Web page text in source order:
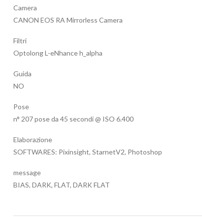
Camera
CANON EOS RA Mirrorless Camera
Filtri
Optolong L-eNhance h_alpha
Guida
NO
Pose
n° 207 pose da 45 secondi @ ISO 6.400
Elaborazione
SOFTWARES: Pixinsight, StarnetV2, Photoshop
message
BIAS, DARK, FLAT, DARK FLAT